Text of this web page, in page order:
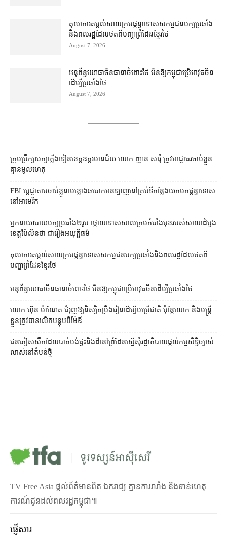
តុលាការ​តម្កល់​សាលក្រម​ផ្ដន្ទាទោស​សកម្មជន​បក្ស​ប្រឆាំង​
និង​ពលរដ្ឋ​ដែល​ថត​ពី​បញ្ហា​ព្រំដែន​ខ្មែរ​ថៃ
August 7, 2026
អនុព័ន្ធយោធា​ចិន​ធានា​ចំពោះ​ថៃ មិន​ឱ្យ​កម្ពុជា​ប្រើ​អាវុធ​ចិន​
ដើម្បី​ប្រឆាំង​ថៃ ​
August 7, 2026
ក្រុមប្រឹក្សា​បក្ស​ភ្លើងទៀន​ខេត្ត​ឧត្ដរមានជ័យ លោក ញាន សារុំ ត្រូវ​អាជ្ញាធរ​ចាប់ខ្លួន​
គ្មាន​មូលហេតុ
FBI ប្ដេជ្ញា​តាម​ចាប់ខ្លួន​មេខ្លោង​ឆបោក​អនឡាញ​នៅ​គ្រប់​ទីកន្លែង​យក​មក​ផ្ដន្ទាទោស​
នៅ​អាមេរិក
អ្នកនយោបាយ​បក្ស​ប្រឆាំង​២​រូប ថ្កោលទោស​សាលក្រម​កំបាំងមុខ​របស់​សាលាដំបូង​
ខេត្ត​ប៉ៃលិន​ថា ជា​រឿង​អយុត្តិធម៌
តុលាការ​តម្កល់​សាលក្រម​ផ្ដន្ទាទោស​សកម្មជន​បក្ស​ប្រឆាំង​និង​ពលរដ្ឋ​ដែល​ថត​ពី​
បញ្ហា​ព្រំដែន​ខ្មែរ​ថៃ
អនុព័ន្ធយោធា​ចិន​ធានា​ចំពោះ​ថៃ មិន​ឱ្យ​កម្ពុជា​ប្រើ​អាវុធ​ចិន​ដើម្បី​ប្រឆាំង​ថៃ ​
លោក ហ៊ុន ម៉ាណែត ជំរុញ​ឱ្យ​និស្សិត​ប្រឹងរៀន​ដើម្បី​បម្រើ​ជាតិ ប៉ុន្តែ​លោក និង​មន្ត្រី​​
ខ្លួន​ត្រូវ​បាន​លើក​បន្តុប​ពី​ម៉ែឪ
ជនភៀសសឹក​ដែល​បាត់បង់​ផ្ទះ​និង​ដី​នៅ​ព្រំដែន​ស្នើសុំ​រដ្ឋាភិបាល​ផ្តល់​កម្មសិទ្ធិ​ច្បាស់
លាស់​នៅ​តំបន់​ថ្មី
TV Free Asia ផ្ដល់ព័ត៌មានពិត ឯករាជ្យ គ្មានការរារាំង និងទាន់ហេតុ
ការណ៍ជូនដល់ពលរដ្ឋកម្ពុជា៕
ផ្ញើសារ